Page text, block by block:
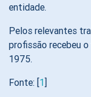
entidade.
Pelos relevantes
profissão recebeu
1975.
Fonte: [1]